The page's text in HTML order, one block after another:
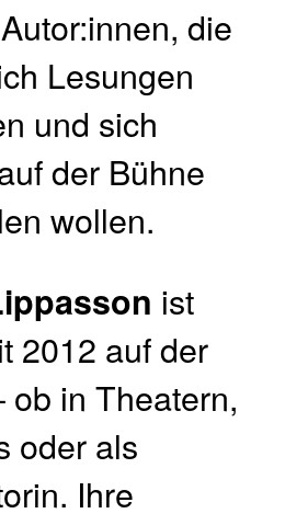
die
Lesungen
und sich
der Bühne
wollen.
ist
2012 auf der
ob in Theatern,
oder als
Ihre